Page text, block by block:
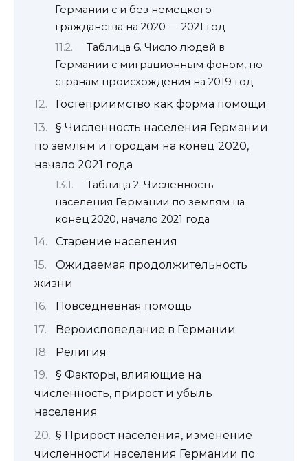
Германии с и без немецкого
гражданства на 2020 — 2021 год
Таблица 6. Число людей в
Германии с миграционным фоном, по
странам происхождения на 2019 год
Гостеприимство как форма помощи
§ Численность населения Германии
по землям и городам на конец 2020,
начало 2021 года
Таблица 2. Численность
населения Германии по землям на
конец 2020, начало 2021 года
Старение населения
Ожидаемая продолжительность
жизни
Повседневная помощь
Вероисповедание в Германии
Религия
§ Факторы, влияющие на
численность, прирост и убыль
населения
§ Прирост населения, изменение
численности населения Германии по